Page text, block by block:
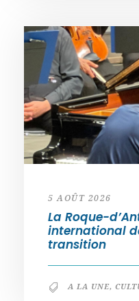
5 AOÛT 2026
La Roque-
international
transition
A LA UNE,